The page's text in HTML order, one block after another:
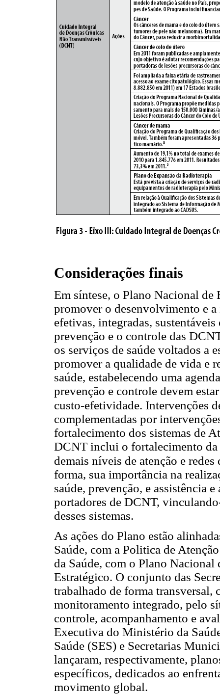
Considerações finais
Em síntese, o Plano Nacional
promover o desenvolvimento e
efetivas, integradas, sustentáveis
prevenção e o controle das
os serviços de saúde voltados a
promover a qualidade de vida e
saúde, estabelecendo uma
prevenção e controle devem
custo-efetividade. Intervenções
complementadas por
fortalecimento dos sistemas de
DCNT inclui o fortalecimento da
demais níveis de atenção e redes
forma, sua importância na
saúde, prevenção, e assistência
portadores de DCNT,
desses sistemas.
As ações do Plano estão
Saúde, com a Politica de
da Saúde, com o Plano Nacional
Estratégico. O conjunto das
trabalhado de forma transversal,
monitoramento integrado, pelo
controle, acompanhamento e
Executiva do Ministério da
Saúde (SES) e Secretarias
lançaram, respectivamente,
específicos, dedicados ao
movimento global.